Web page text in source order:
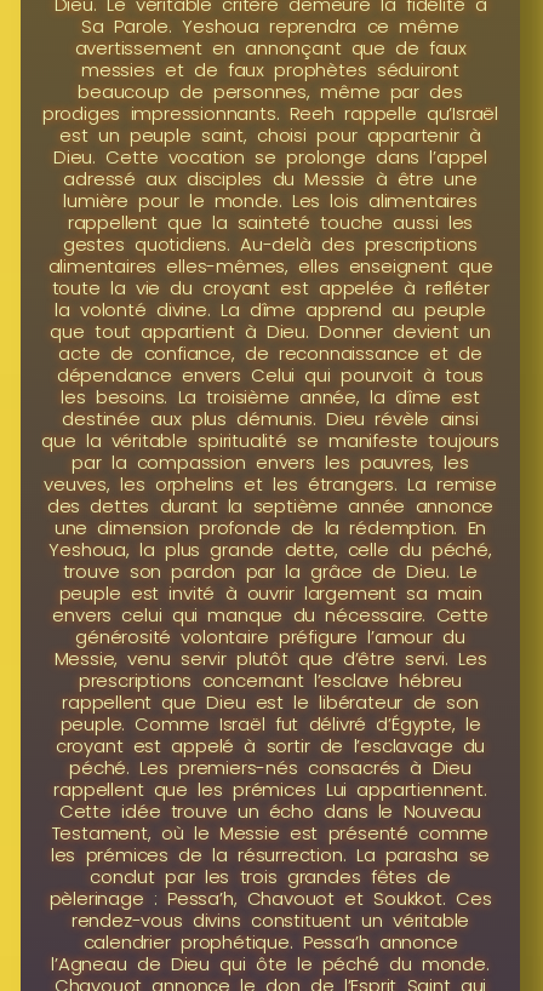
Sa Parole. Yeshoua reprendra ce même
avertissement en annonçant que de faux
messies et de faux prophètes séduiront
beaucoup de personnes, même par des
prodiges impressionnants. Reeh rappelle qu’Israël
est un peuple saint, choisi pour appartenir à
Dieu. Cette vocation se prolonge dans l’appel
adressé aux disciples du Messie à être une
lumière pour le monde. Les lois alimentaires
rappellent que la sainteté touche aussi les
gestes quotidiens. Au-delà des prescriptions
alimentaires elles-mêmes, elles enseignent que
toute la vie du croyant est appelée à refléter
la volonté divine. La dîme apprend au peuple
que tout appartient à Dieu. Donner devient un
acte de confiance, de reconnaissance et de
dépendance envers Celui qui pourvoit à tous
les besoins. La troisième année, la dîme est
destinée aux plus démunis. Dieu révèle ainsi
que la véritable spiritualité se manifeste toujours
par la compassion envers les pauvres, les
veuves, les orphelins et les étrangers. La remise
des dettes durant la septième année annonce
une dimension profonde de la rédemption. En
Yeshoua, la plus grande dette, celle du péché,
trouve son pardon par la grâce de Dieu. Le
peuple est invité à ouvrir largement sa main
envers celui qui manque du nécessaire. Cette
générosité volontaire préfigure l’amour du
Messie, venu servir plutôt que d’être servi. Les
prescriptions concernant l’esclave hébreu
rappellent que Dieu est le libérateur de son
peuple. Comme Israël fut délivré d’Égypte, le
croyant est appelé à sortir de l’esclavage du
péché. Les premiers-nés consacrés à Dieu
rappellent que les prémices Lui appartiennent.
Cette idée trouve un écho dans le Nouveau
Testament, où le Messie est présenté comme
les prémices de la résurrection. La parasha se
conclut par les trois grandes fêtes de
pèlerinage : Pessa’h, Chavouot et Soukkot. Ces
rendez-vous divins constituent un véritable
calendrier prophétique. Pessa’h annonce
l’Agneau de Dieu qui ôte le péché du monde.
Chavouot annonce le don de l’Esprit Saint qui